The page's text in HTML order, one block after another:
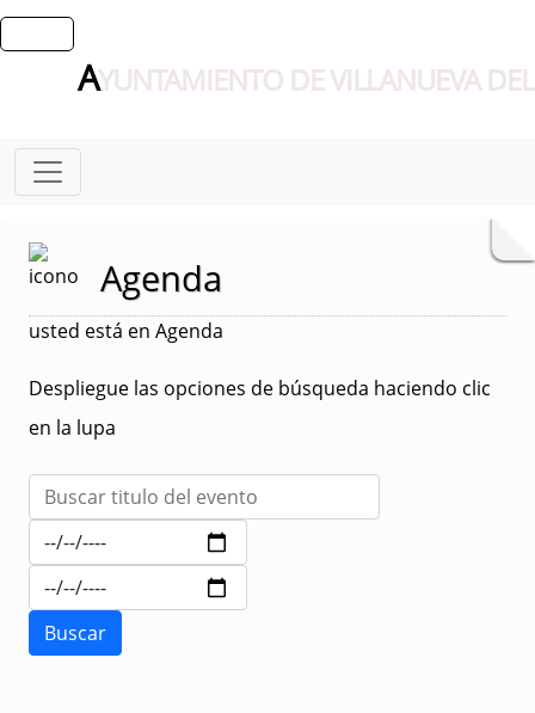
AYUNTAMIENTO DE VILLANUEVA
Agenda
usted está en Agenda
Despliegue las opciones de búsqueda haciendo clic
en la lupa